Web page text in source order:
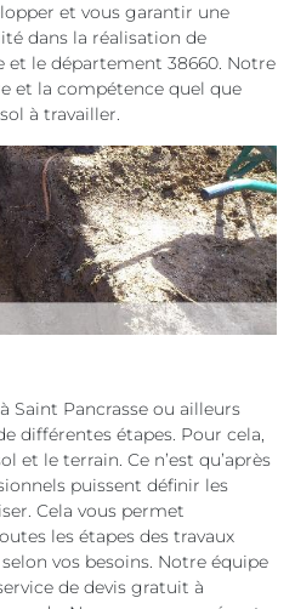
et vous garantir une
dans la réalisation de
et le département 38660. Notre
et la compétence quel que
à travailler.
Saint Pancrasse ou ailleurs
différentes étapes. Pour cela,
et le terrain. Ce n’est qu’après
puissent définir les
Cela vous permet
les étapes des travaux
vos besoins. Notre équipe
de devis gratuit à